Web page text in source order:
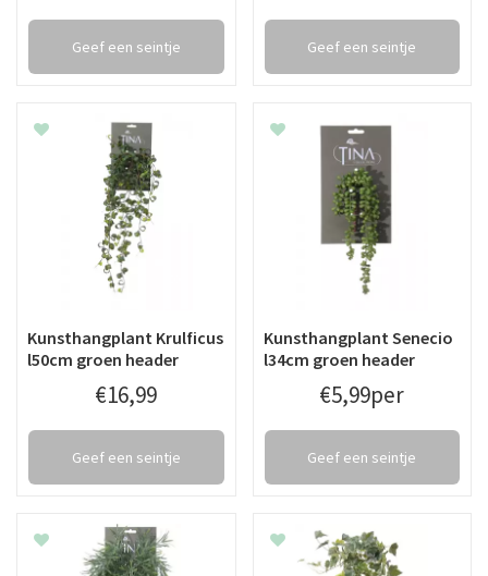
Geef een seintje Geef een seintje
Kunsthangplant Krulficus
l50cm groen header
€16,99
Geef een seintje
Kunsthangplant Senecio
l34cm groen header
€5,99per
Geef een seintje